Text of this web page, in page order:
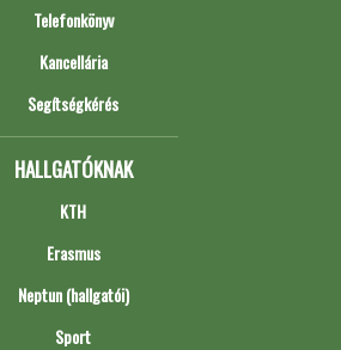
Telefonkönyv
Kancellária
Segítségkérés
HALLGATÓKNAK
KTH
Erasmus
Neptun (hallgatói)
Sport